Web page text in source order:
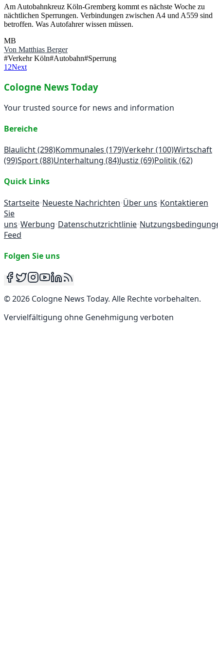
Am Autobahnkreuz Köln-Gremberg kommt es nächste Woche zu
nächtlichen Sperrungen. Verbindungen zwischen A4 und A559 sind
betroffen. Was Autofahrer wissen müssen.
MB
Von Matthias Berger
#Verkehr Köln#Autobahn#Sperrung
1 2Next
Cologne News Today
Your trusted source for news and information
Bereiche
Blaulicht(298)Kommunales (179)Verkehr(100)Wirtschaft
(99)Sport(88)Unterhaltung (84)Justiz (69)Politik(62)
Quick Links
Startseite•Neueste Nachrichten•Über uns•Kontaktieren
Sie
uns•Werbung•Datenschutzrichtlinie•
Feed
Folgen Sie uns
©2026 Cologne News Today. Alle Rechte vorbehalten.
Vervielfältigung ohne Genehmigung verboten